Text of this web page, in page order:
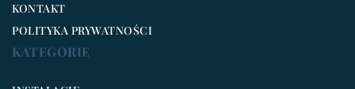
KONTAKT
POLITYKA PRYWATNOŚCI
KATEGORIE